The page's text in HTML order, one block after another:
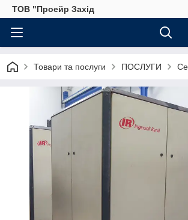
ТОВ "Проейр Захід
Товари та послуги ПОСЛУГИ